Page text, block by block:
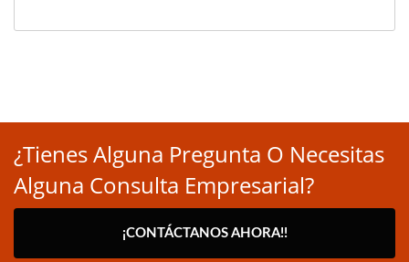
¿Tienes Alguna Pregunta O Necesitas
Alguna Consulta Empresarial?
¡CONTÁCTANOS AHORA!!